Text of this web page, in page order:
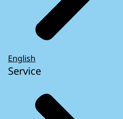
English
Service